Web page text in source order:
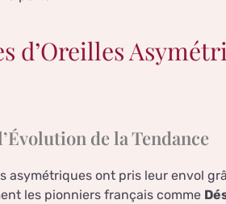
d’Oreilles
de la Tendance
asymétriques ont pris leur envol
les pionniers français comme